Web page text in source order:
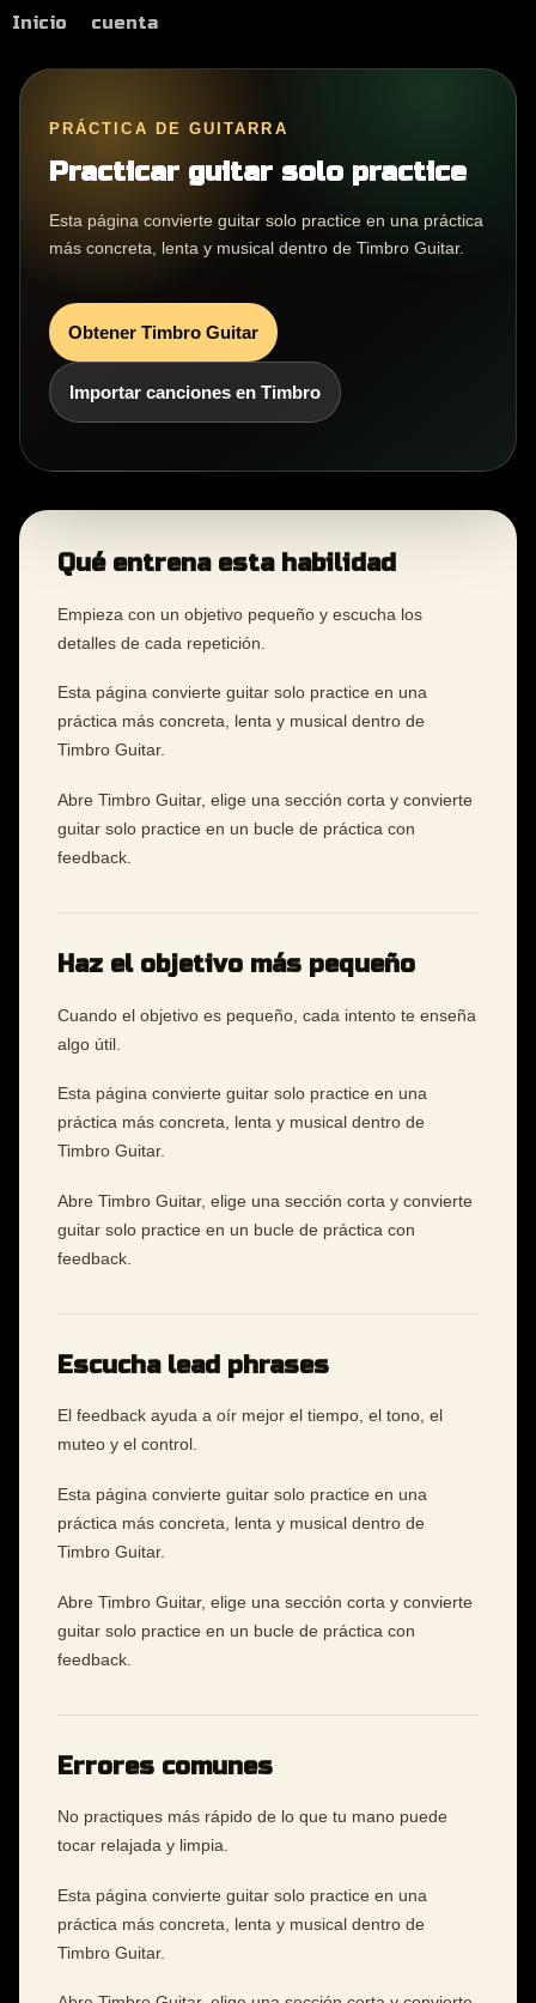
Inicio cuenta
PRÁCTICA DE GUITARRA
Practicar guitar solo practice
Esta página convierte guitar solo practice en una práctica
más concreta, lenta y musical dentro de Timbro Guitar.
Obtener Timbro Guitar
Importar canciones en Timbro
Qué entrena esta habilidad
Empieza con un objetivo pequeño y escucha los
detalles de cada repetición.
Esta página convierte guitar solo practice en una
práctica más concreta, lenta y musical dentro de
Timbro Guitar.
Abre Timbro Guitar, elige una sección corta y convierte
guitar solo practice en un bucle de práctica con
feedback.
Haz el objetivo más pequeño
Cuando el objetivo es pequeño, cada intento te enseña
algo útil.
Esta página convierte guitar solo practice en una
práctica más concreta, lenta y musical dentro de
Timbro Guitar.
Abre Timbro Guitar, elige una sección corta y convierte
guitar solo practice en un bucle de práctica con
feedback.
Escucha lead phrases
El feedback ayuda a oír mejor el tiempo, el tono, el
muteo y el control.
Esta página convierte guitar solo practice en una
práctica más concreta, lenta y musical dentro de
Timbro Guitar.
Abre Timbro Guitar, elige una sección corta y convierte
guitar solo practice en un bucle de práctica con
feedback.
Errores comunes
No practiques más rápido de lo que tu mano puede
tocar relajada y limpia.
Esta página convierte guitar solo practice en una
práctica más concreta, lenta y musical dentro de
Timbro Guitar.